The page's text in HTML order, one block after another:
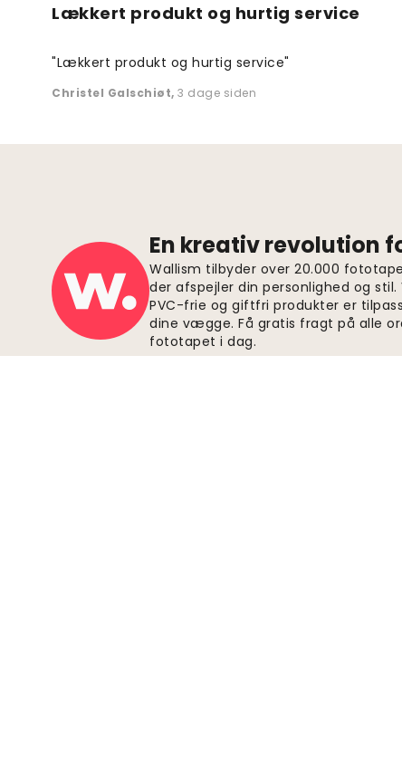
Lækkert produkt og hurtig service
"Lækkert produkt og hurtig service"
Christel Galschiøt, 3 dage siden
En kreativ revolution
Wallism tilbyder over 20.000
der afspejler din personlighed og stil.
PVC-frie og giftfri produkter er
dine vægge. Få gratis fragt på alle
fototapet i dag.